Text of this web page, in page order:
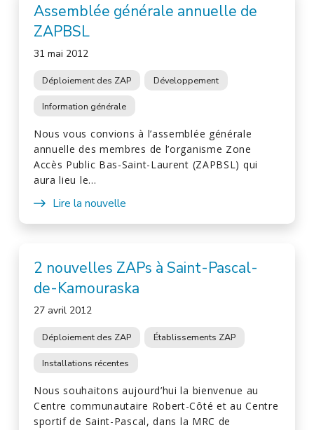
Assemblée générale annuelle de
ZAPBSL
31 mai 2012
Déploiement des ZAP Développement
Information générale
Nous vous convions à l’assemblée générale
annuelle des membres de l’organisme Zone
Accès Public Bas-Saint-Laurent (ZAPBSL) qui
aura lieu le…
Lire la nouvelle
2 nouvelles ZAPs à Saint-Pascal-
de-Kamouraska
27 avril 2012
Déploiement des ZAP Établissements ZAP
Installations récentes
Nous souhaitons aujourd’hui la bienvenue au
Centre communautaire Robert-Côté et au Centre
sportif de Saint-Pascal, dans la MRC de